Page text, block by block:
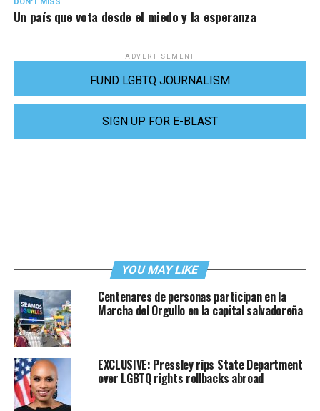
Un país que vota desde el miedo y la esperanza
ADVERTISEMENT
FUND LGBTQ JOURNALISM
SIGN UP FOR E-BLAST
YOU MAY LIKE
Centenares de personas participan en la
Marcha del Orgullo en la capital salvadoreña
EXCLUSIVE: Pressley rips State Department
over LGBTQ rights rollbacks abroad